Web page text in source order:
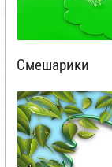
Смешарики